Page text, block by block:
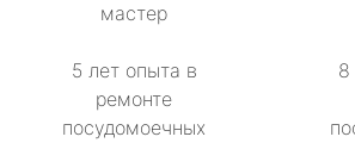
мастер
5 лет опыта в
ремонте
посудомоечных
8